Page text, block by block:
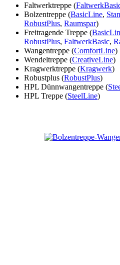
Faltwerktreppe (
Bolzentreppe (BasicLine,
RobustPlus, Raumspar)
Freitragende Treppe (
RobustPlus, FaltwerkBasic,
Wangentreppe (ComfortLine)
Wendeltreppe (CreativeLine)
Kragwerktreppe (Kragwerk)
Robustplus (RobustPlus)
HPL Dünnwangentreppe (
HPL Treppe (SteelLine)